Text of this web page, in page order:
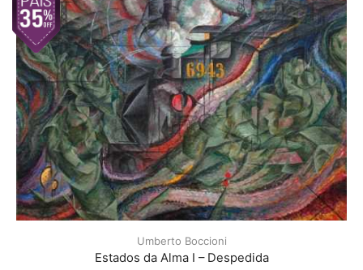
Umberto Boccioni
Estados da Alma I – Despedida